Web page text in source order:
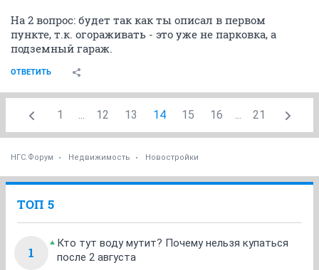
На 2 вопрос: будет так как ты описал в первом
пункте, т.к. огораживать - это уже не парковка, а
подземный гараж.
ОТВЕТИТЬ
1 ... 12 13 14 15 16 ... 21
НГС.Форум Недвижимость Новостройки
ТОП 5
1
Кто тут воду мутит? Почему нельзя купаться
после 2 августа